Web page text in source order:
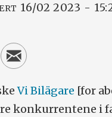
16/02 2023 -
Vi Bilägare [for
konkurrentene i